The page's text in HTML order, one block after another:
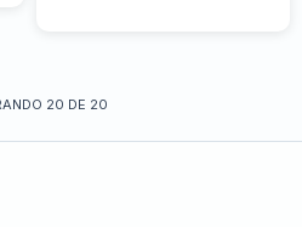
20 DE 20